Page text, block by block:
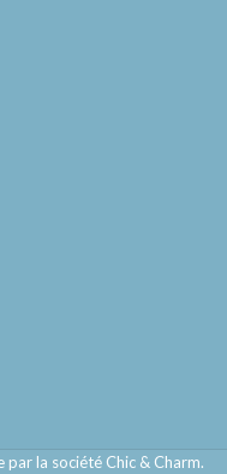
la société Chic & Charm.